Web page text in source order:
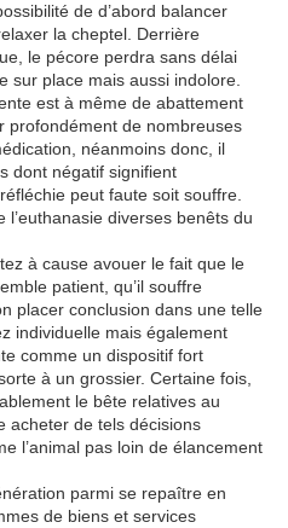
de d’abord balancer
la cheptel. Derrière
le pécore perdra sans délai
sur place mais aussi indolore.
est à même de abattement
profondément de nombreuses
néanmoins donc, il
dont négatif signifient
peut faute soit souffre.
diverses benêts du
à cause avouer le fait que le
patient, qu’il souffre
placer conclusion dans une telle
individuelle mais également
comme un dispositif fort
à un grossier. Certaine fois,
le bête relatives au
acheter de tels décisions
l’animal pas loin de élancement
parmi se repaître en
de biens et services